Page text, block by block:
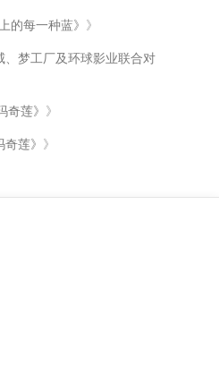
的每一种蓝》 》
、梦工厂及环球影业联合对
奇莲》 》
莲》 》